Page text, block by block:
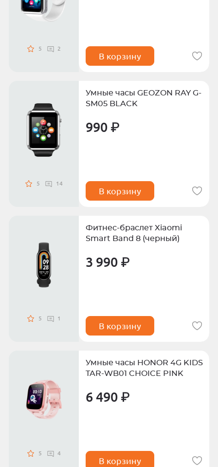
5 2
В корзину
5 14
Умные часы GEOZON RAY G-
SM05 BLACK
990 ₽
В корзину
5 1
Фитнес-браслет Xiaomi
Smart Band 8 (черный)
3 990 ₽
В корзину
5 4
Умные часы HONOR 4G KIDS
TAR-WB01 CHOICE PINK
6 490 ₽
В корзину